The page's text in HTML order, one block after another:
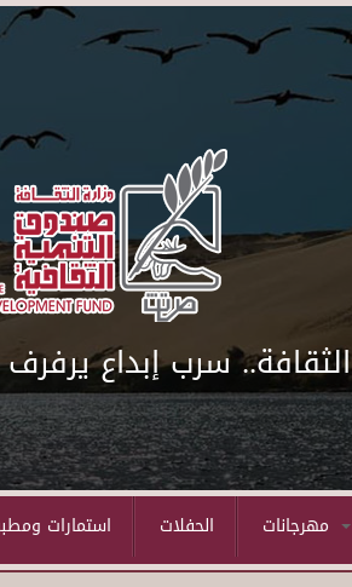
الثقافة.. سرب إبداع
استمارات الحفلات